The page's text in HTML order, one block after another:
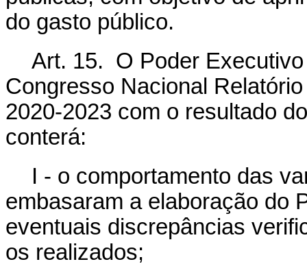
do gasto público.
Art. 15. O Poder
Congresso Nacional
2020-2023 com o resultado
conterá:
I - o comportamento das
embasaram a elaboração do
eventuais discrepâncias
os realizados;